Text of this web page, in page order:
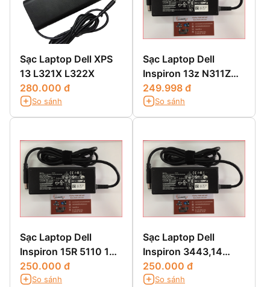
Sạc Laptop Dell XPS
13 L321X L322X
280.000 đ
So sánh
Sạc Laptop Dell
Inspiron 13z N311Z
13z 5323 13z N301Z
249.998 đ
So sánh
Sạc Laptop Dell
Inspiron 15R 5110 15R
5520 15R SE7520 15Z
5523 15Z 1570
250.000 đ
So sánh
Sạc Laptop Dell
Inspiron 3443,14
3443,14 3000
3443,14-3443
250.000 đ
So sánh